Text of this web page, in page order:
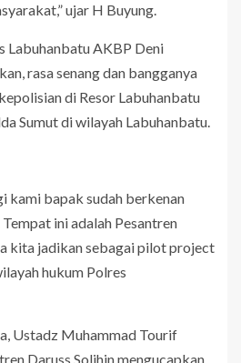
ujar H Buyung.
Labuhanbatu AKBP Deni
rasa senang dan bangganya
di Resor Labuhanbatu
Sumut di wilayah Labuhanbatu.
kami bapak sudah berkenan
ini adalah Pesantren
kita jadikan sebagai pilot project
hukum Polres
Ustadz Muhammad Tourif
Daruss Solihin mengucapkan